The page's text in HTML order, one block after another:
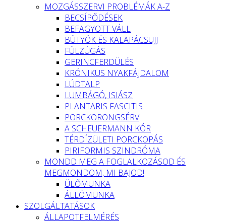
MOZGÁSSZERVI PROBLÉMÁK A-Z
BECSÍPŐDÉSEK
BEFAGYOTT VÁLL
BÜTYÖK ÉS KALAPÁCSUJJ
FÜLZÚGÁS
GERINCFERDÜLÉS
KRÓNIKUS NYAKFÁJDALOM
LÚDTALP
LUMBÁGÓ, ISIÁSZ
PLANTARIS FASCITIS
PORCKORONGSÉRV
A SCHEUERMANN KÓR
TÉRDÍZÜLETI PORCKOPÁS
PIRIFORMIS SZINDRÓMA
MONDD MEG A FOGLALKOZÁSOD ÉS
MEGMONDOM, MI BAJOD!
ÜLŐMUNKA
ÁLLÓMUNKA
SZOLGÁLTATÁSOK
ÁLLAPOTFELMÉRÉS